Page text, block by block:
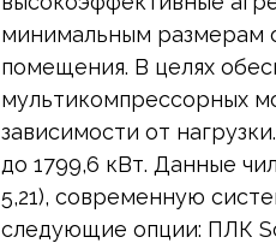
минимальным размерам
помещения. В целях
мультикомпрессорных
зависимости от
до 1799,6 кВт. Данные
5,21), современную
следующие опции: ПЛК